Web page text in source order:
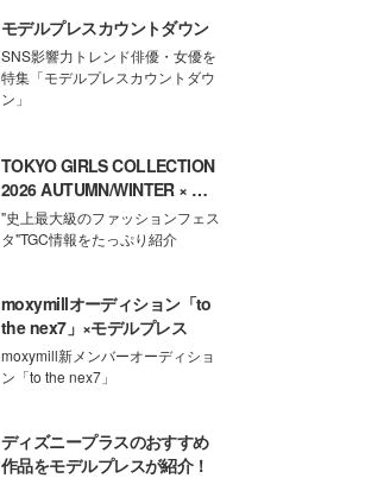
モデルプレスカウントダウン
SNS影響力トレンド俳優・女優を
特集「モデルプレスカウントダウ
ン」
TOKYO GIRLS COLLECTION
2026 AUTUMN/WINTER × モ
デルプレス
"史上最大級のファッションフェス
タ"TGC情報をたっぷり紹介
moxymillオーディション「to
the nex7」×モデルプレス
moxymill新メンバーオーディショ
ン「to the nex7」
ディズニープラスのおすすめ
作品をモデルプレスが紹介！